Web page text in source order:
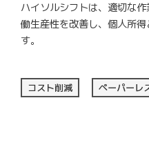
ハイソルシフトは、適切な
働生産性を改善し、個人所
す。
コスト削減 ペーパーレ